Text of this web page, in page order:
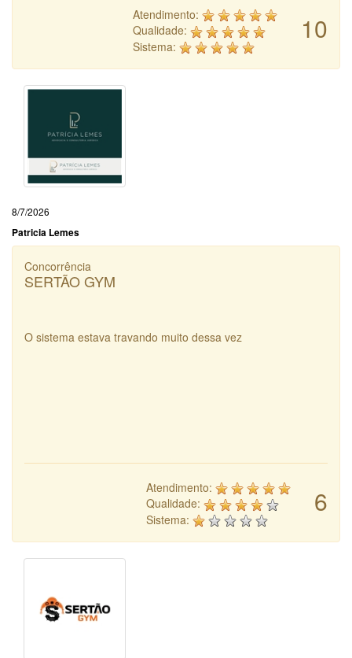
10
Atendimento:
Qualidade:
Sistema:
8/7/2026
Patricia Lemes
Concorrência
SERTÃO GYM
O sistema estava travando muito dessa vez
6
Atendimento:
Qualidade:
Sistema: